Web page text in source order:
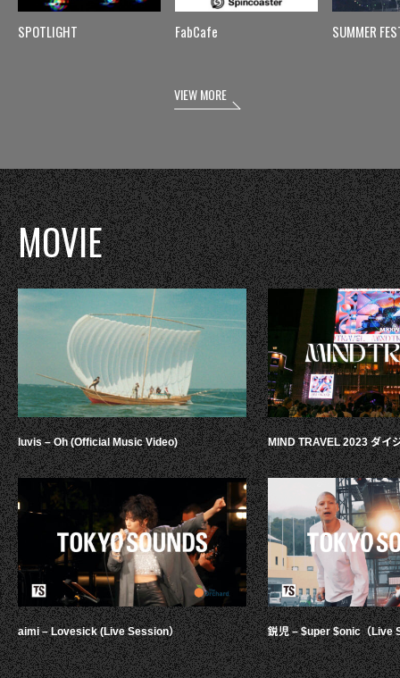
SPOTLIGHT FabCafe SUMMER
VIEW MORE
MOVIE
luvis – Oh (Official Music Video)
aimi – Lovesick (Live Session）
MIND TRAVEL 2023 ダイ
鋭児 – $uper $onic（Live